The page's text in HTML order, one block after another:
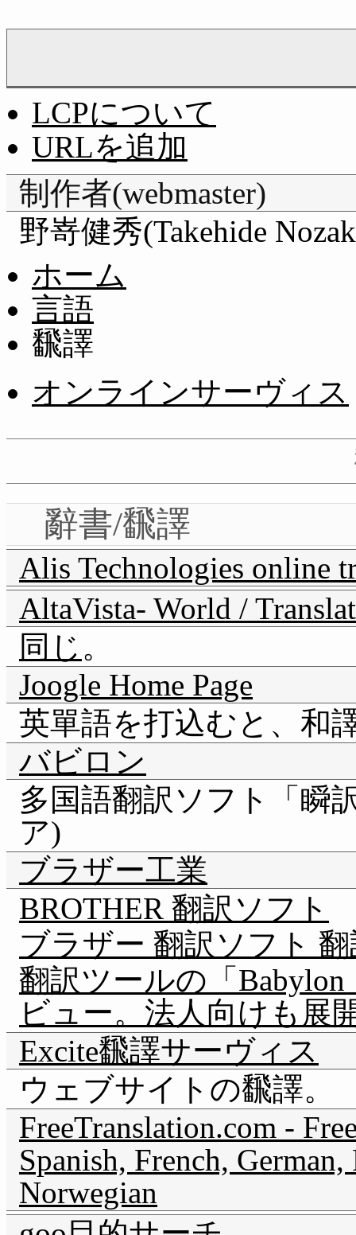
LCPについて
URLを追加
制作者(webmaster)
野嵜健秀(Takehide
ホーム
言語
飜譯
オンラインサーヴィス
辭書/飜譯
Alis Technologies online
AltaVista- World /
同じ 。
Joogle Home Page
英單語を打込むと、和
バビロン
多国語翻訳ソフト「瞬
ア)
ブラザー工業
BROTHER 翻訳ソフト
ブラザー 翻訳ソフト
翻訳ツールの「
ビュー。法人向けも展
Excite飜譯サーヴィス
ウェブサイトの飜譯。
FreeTranslation.com -
Spanish, French,
Norwegian